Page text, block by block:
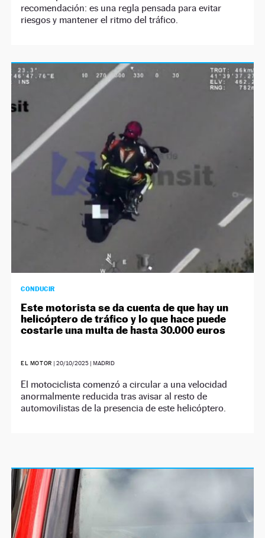
recomendación: es una regla pensada para evitar
riesgos y mantener el ritmo del tráfico.
CONDUCIR
Este motorista se da cuenta de que hay un
helicóptero de tráfico y lo que hace puede
costarle una multa de hasta 30.000 euros
EL MOTOR | 20/10/2025| MADRID
El motociclista comenzó a circular a una velocidad
anormalmente reducida tras avisar al resto de
automovilistas de la presencia de este helicóptero.